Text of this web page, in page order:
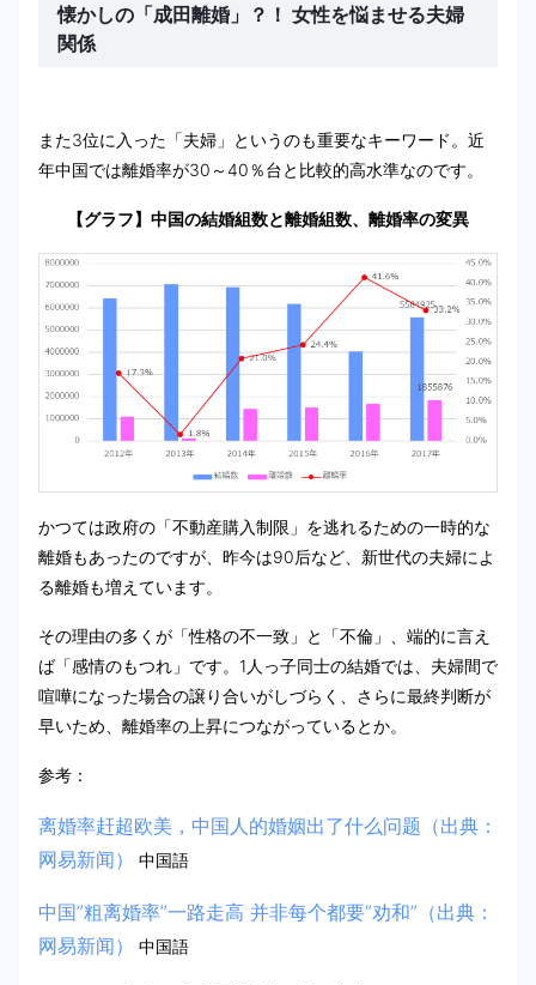
懐かしの「成田離婚」？！ 女性を悩ませる夫婦
関係
また3位に入った「夫婦」というのも重要なキーワード。近
年中国では離婚率が30～40％台と比較的高水準なのです。
【グラフ】中国の結婚組数と離婚組数、離婚率の変異
かつては政府の「不動産購入制限」を逃れるための一時的な
離婚もあったのですが、昨今は90后など、新世代の夫婦によ
る離婚も増えています。
その理由の多くが「性格の不一致」と「不倫」、端的に言え
ば「感情のもつれ」です。1人っ子同士の結婚では、夫婦間で
喧嘩になった場合の譲り合いがしづらく、さらに最終判断が
早いため、離婚率の上昇につながっているとか。
参考：
离婚率赶超欧美，中国人的婚姻出了什么问题（出典：
网易新闻）
中国語
中国”粗离婚率”一路走高 并非每个都要”劝和”（出典：
网易新闻）
中国語